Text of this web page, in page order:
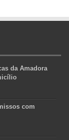
da Amadora
com